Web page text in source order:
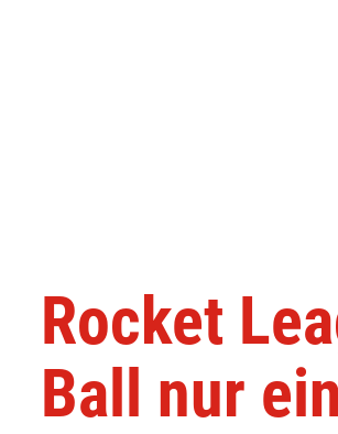
Rocket
Ball nur